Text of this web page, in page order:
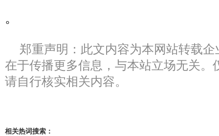
。
郑重声明：此文内容为本网站转载
在于传播更多信息，与本站立场无关。
请自行核实相关内容。
相关热词搜索：